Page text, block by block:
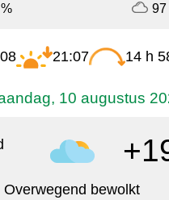
97
21:07 14 h
10 augustus
Overwegend bewolkt